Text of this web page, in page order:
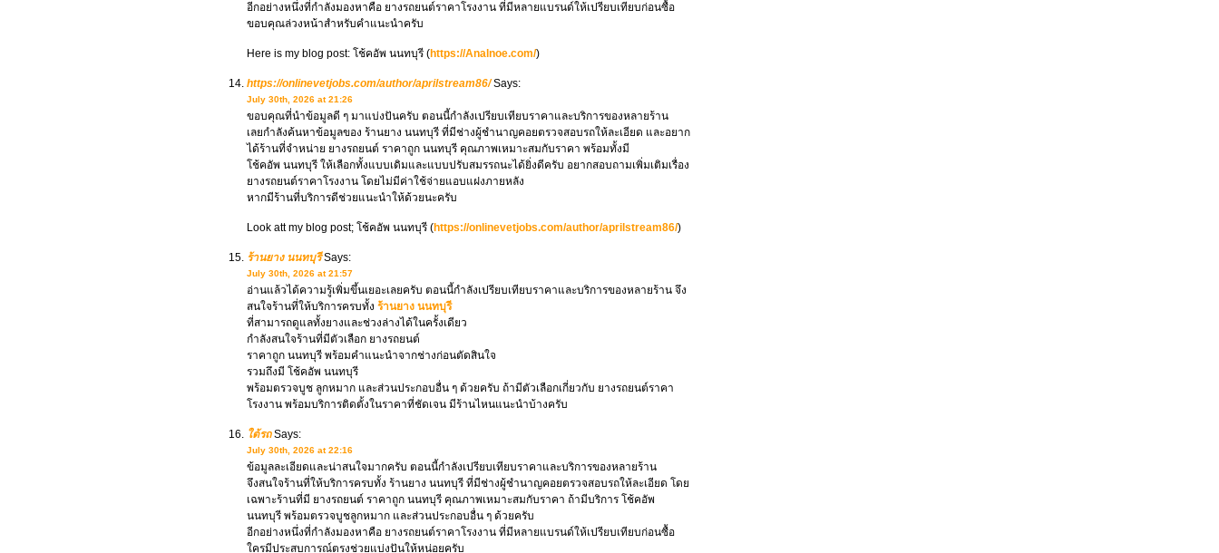
อีกอย่างหนึ่งที่กำลังมองหาคือ ยางรถยนต์ราคาโรงงาน ที่มีหลายแบรนด์ให้เปรียบเทียบก่อนซื้อ
ขอบคุณล่วงหน้าสำหรับคำแนะนำครับ
Here is my blog post: โช้คอัพ นนทบุรี (https://Analnoe.com/)
https://onlinevetjobs.com/author/aprilstream86/Says:
July 30th, 2026 at 21:26
ขอบคุณที่นำข้อมูลดี ๆ มาแบ่งปันครับ ตอนนี้กำลังเปรียบเทียบราคาและบริการของหลายร้าน
เลยกำลังค้นหาข้อมูลของ ร้านยาง นนทบุรี ที่มีช่างผู้ชำนาญคอยตรวจสอบรถให้ละเอียด และอยาก
ได้ร้านที่จำหน่าย ยางรถยนต์ ราคาถูก นนทบุรี คุณภาพเหมาะสมกับราคา พร้อมทั้งมี
โช้คอัพ นนทบุรี ให้เลือกทั้งแบบเดิมและแบบปรับสมรรถนะได้ยิ่งดีครับ อยากสอบถามเพิ่มเติมเรื่อง
ยางรถยนต์ราคาโรงงาน โดยไม่มีค่าใช้จ่ายแอบแฝงภายหลัง
หากมีร้านที่บริการดีช่วยแนะนำให้ด้วยนะครับ
Look att my blog post; โช้คอัพ นนทบุรี (https://onlinevetjobs.com/author/aprilstream86/)
ร้านยาง นนทบุรีSays:
July 30th, 2026 at 21:57
อ่านแล้วได้ความรู้เพิ่มขึ้นเยอะเลยครับ ตอนนี้กำลังเปรียบเทียบราคาและบริการของหลายร้าน จึง
สนใจร้านที่ให้บริการครบทั้ง ร้านยาง นนทบุรี
ที่สามารถดูแลทั้งยางและช่วงล่างได้ในครั้งเดียว
กำลังสนใจร้านที่มีตัวเลือก ยางรถยนต์
ราคาถูก นนทบุรี พร้อมคำแนะนำจากช่างก่อนตัดสินใจ
รวมถึงมี โช้คอัพ นนทบุรี
พร้อมตรวจบูช ลูกหมาก และส่วนประกอบอื่น ๆ ด้วยครับ ถ้ามีตัวเลือกเกี่ยวกับ ยางรถยนต์ราคา
โรงงาน พร้อมบริการติดตั้งในราคาที่ชัดเจน มีร้านไหนแนะนำบ้างครับ
ใต้รถSays:
July 30th, 2026 at 22:16
ข้อมูลละเอียดและน่าสนใจมากครับ ตอนนี้กำลังเปรียบเทียบราคาและบริการของหลายร้าน
จึงสนใจร้านที่ให้บริการครบทั้ง ร้านยาง นนทบุรี ที่มีช่างผู้ชำนาญคอยตรวจสอบรถให้ละเอียด โดย
เฉพาะร้านที่มี ยางรถยนต์ ราคาถูก นนทบุรี คุณภาพเหมาะสมกับราคา ถ้ามีบริการ โช้คอัพ
นนทบุรี พร้อมตรวจบูชลูกหมาก และส่วนประกอบอื่น ๆ ด้วยครับ
อีกอย่างหนึ่งที่กำลังมองหาคือ ยางรถยนต์ราคาโรงงาน ที่มีหลายแบรนด์ให้เปรียบเทียบก่อนซื้อ
ใครมีประสบการณ์ตรงช่วยแบ่งปันให้หน่อยครับ